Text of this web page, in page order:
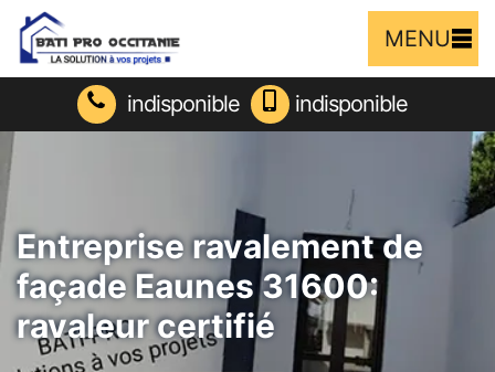
MENU
indisponible indisponible
Entreprise ravalement de
façade Eaunes 31600:
ravaleur certifié